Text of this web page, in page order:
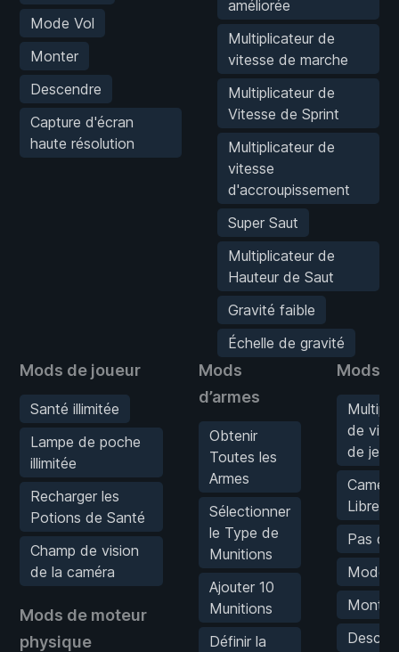
Mode Vol
Monter
Descendre
Capture d'écran
haute résolution
améliorée
Multiplicateur de
vitesse de marche
Multiplicateur de
Vitesse de Sprint
Multiplicateur de
vitesse
d'accroupissement
Super Saut
Multiplicateur de
Hauteur de Saut
Gravité faible
Échelle de gravité
Mods de joueur
Santé illimitée
Lampe de poche
illimitée
Recharger les
Potions de Santé
Champ de vision
de la caméra
Mods de moteur
physique
Mods
d’armes
Obtenir
Toutes les
Armes
Sélectionner
le Type de
Munitions
Ajouter 10
Munitions
Définir la
Mods
de
de jeu
Caméra
Libre
Pas de
Mode
Monter